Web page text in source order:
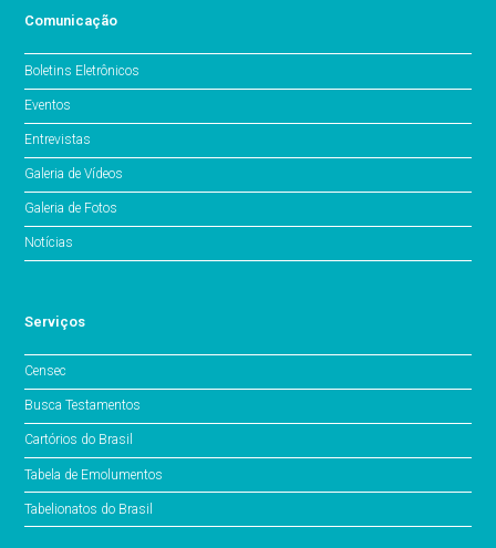
Comunicação
Boletins Eletrônicos
Eventos
Entrevistas
Galeria de Vídeos
Galeria de Fotos
Notícias
Serviços
Censec
Busca Testamentos
Cartórios do Brasil
Tabela de Emolumentos
Tabelionatos do Brasil